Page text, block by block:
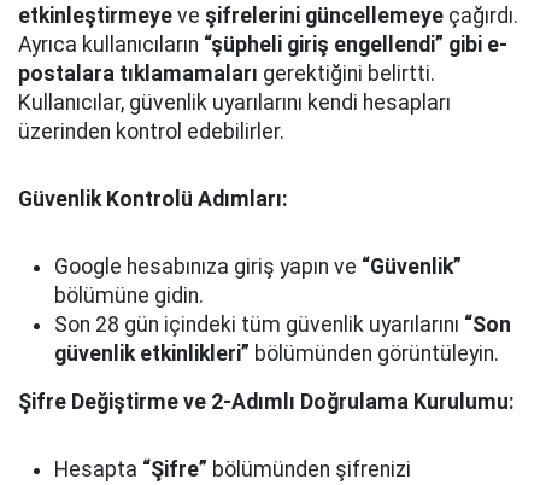
etkinleştirmeye ve şifrelerini güncellemeye çağırdı.
Ayrıca kullanıcıların “şüpheli giriş engellendi” gibi e-
postalara tıklamamaları gerektiğini belirtti.
Kullanıcılar, güvenlik uyarılarını kendi hesapları
üzerinden kontrol edebilirler.
Güvenlik Kontrolü Adımları:
Google hesabınıza giriş yapın ve “Güvenlik”
bölümüne gidin.
Son 28 gün içindeki tüm güvenlik uyarılarını “Son
güvenlik etkinlikleri” bölümünden görüntüleyin.
Şifre Değiştirme ve 2-Adımlı Doğrulama Kurulumu:
Hesapta “Şifre” bölümünden şifrenizi